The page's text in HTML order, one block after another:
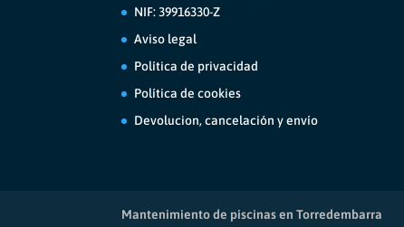
NIF: 39916330-Z
Aviso legal
Política de privacidad
Política de cookies
Devolucion, cancelación y envío
Mantenimiento de piscinas en Torredembarra